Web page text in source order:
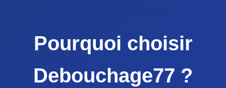
Pourquoi choisir
Debouchage77 ?